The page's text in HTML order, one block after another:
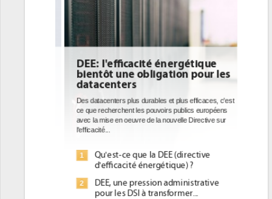
DEE: l'efficacité énergétique
bientôt une obligation pour les
datacenters
Des datacenters plus durables et plus efficaces, c'est
ce que recherchent les pouvoirs publics européens
avec la mise en oeuvre de la nouvelle Directive sur
l'efficacité...
Qu'est-ce que la DEE (directive
d'efficacité énergétique) ?
DEE, une pression administrative
pour les DSI à transformer...